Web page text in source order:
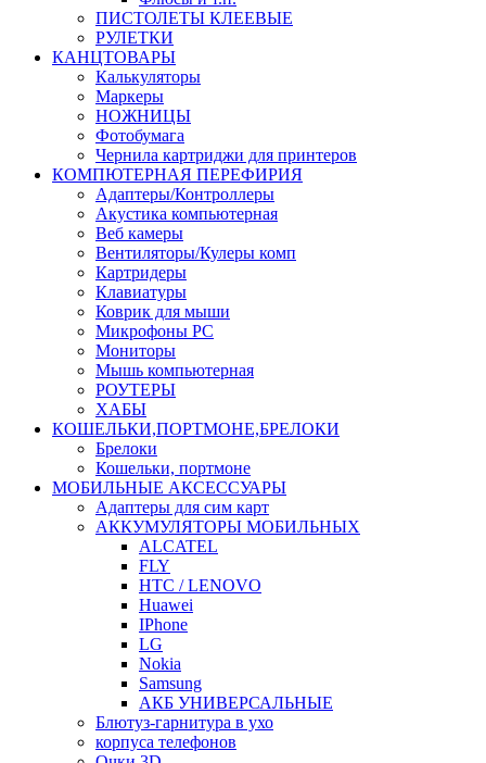
ПИСТОЛЕТЫ КЛЕЕВЫЕ
РУЛЕТКИ
КАНЦТОВАРЫ
Калькуляторы
Маркеры
НОЖНИЦЫ
Фотобумага
Чернила картриджи для принтеров
КОМПЮТЕРНАЯ ПЕРЕФИРИЯ
Адаптеры/Контроллеры
Акустика компьютерная
Веб камеры
Вентиляторы/Кулеры комп
Картридеры
Клавиатуры
Коврик для мыши
Микрофоны PC
Мониторы
Мышь компьютерная
РОУТЕРЫ
ХАБЫ
КОШЕЛЬКИ,ПОРТМОНЕ,БРЕЛОКИ
Брелоки
Кошельки, портмоне
МОБИЛЬНЫЕ АКСЕССУАРЫ
Адаптеры для сим карт
АККУМУЛЯТОРЫ МОБИЛЬНЫХ
ALCATEL
FLY
HTC / LENOVO
Huawei
IPhone
LG
Nokia
Samsung
АКБ УНИВЕРСАЛЬНЫЕ
Блютуз-гарнитура в ухо
корпуса телефонов